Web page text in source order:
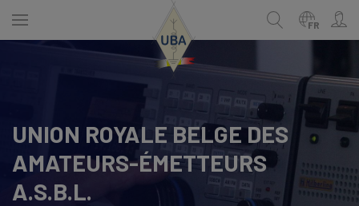
FR
NEDERLANDS
FRANÇAIS
Recherche
UNION ROYALE BELGE DES
AMATEURS-ÉMETTEURS
A.S.B.L.